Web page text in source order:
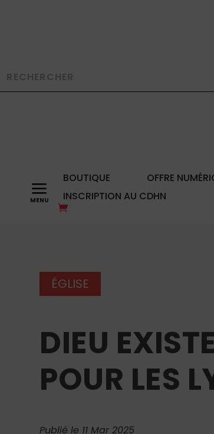
a BOUTIQUE OFFRE
INSCRIPTION AU CDHN
ÉGLISE
DIEU
POUR LES
Publié le 11 Mar 2025